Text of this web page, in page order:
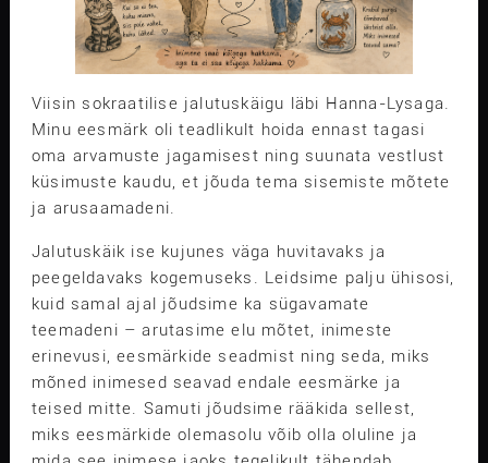
Viisin sokraatilise jalutuskäigu läbi Hanna-Lysaga.
Minu eesmärk oli teadlikult hoida ennast tagasi
oma arvamuste jagamisest ning suunata vestlust
küsimuste kaudu, et jõuda tema sisemiste mõtete
ja arusaamadeni.
Jalutuskäik ise kujunes väga huvitavaks ja
peegeldavaks kogemuseks. Leidsime palju ühisosi,
kuid samal ajal jõudsime ka sügavamate
teemadeni – arutasime elu mõtet, inimeste
erinevusi, eesmärkide seadmist ning seda, miks
mõned inimesed seavad endale eesmärke ja
teised mitte. Samuti jõudsime rääkida sellest,
miks eesmärkide olemasolu võib olla oluline ja